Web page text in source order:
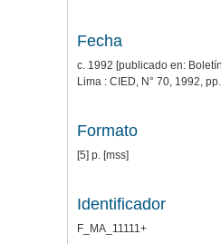
Fecha
c. 1992 [publicado en:
Lima : CIED, N° 70, 1992,
Formato
[5] p. [mss]
Identificador
F_MA_11111+